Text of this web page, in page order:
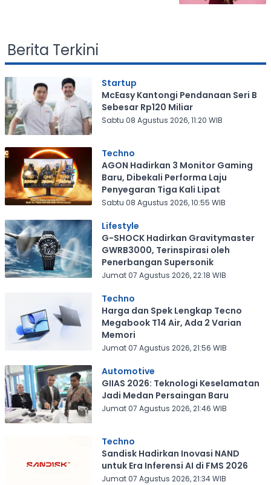
Berita Terkini
Startup
McEasy Kantongi Pendanaan Seri B
Sebesar Rp120 Miliar
Sabtu 08 Agustus 2026, 11:20 WIB
Techno
AGON Hadirkan 3 Monitor Gaming
Baru, Dibekali Performa Laju
Penyegaran Tiga Kali Lipat
Sabtu 08 Agustus 2026, 10:55 WIB
Lifestyle
G-SHOCK Hadirkan Gravitymaster
GWRB3000, Terinspirasi oleh
Penerbangan Supersonik
Jumat 07 Agustus 2026, 22:18 WIB
Techno
Harga dan Spek Lengkap Tecno
Megabook T14 Air, Ada 2 Varian
Memori
Jumat 07 Agustus 2026, 21:56 WIB
Automotive
GIIAS 2026: Teknologi Keselamatan
Jadi Medan Persaingan Baru
Jumat 07 Agustus 2026, 21:46 WIB
Techno
Sandisk Hadirkan Inovasi NAND
untuk Era Inferensi AI di FMS 2026
Jumat 07 Agustus 2026, 21:34 WIB